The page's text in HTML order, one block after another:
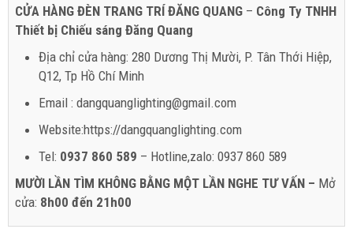
CỬA HÀNG ĐÈN TRANG TRÍ ĐĂNG QUANG – Công Ty TNHH
Thiết bị Chiếu sáng Đăng Quang
Địa chỉ cửa hàng: 280 Dương Thị Mười, P. Tân Thới Hiệp,
Q12, Tp Hồ Chí Minh
Email : dangquanglighting@gmail.com
Website:https://dangquanglighting.com
Tel: 0937 860 589 – Hotline,zalo: 0937 860 589
MƯỜI LẦN TÌM KHÔNG BẰNG MỘT LẦN NGHE TƯ VẤN – Mở
cửa: 8h00 đến 21h00